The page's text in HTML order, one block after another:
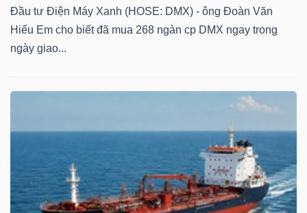
Đầu tư Điện Máy Xanh (HOSE: DMX) - ông Đoàn Văn
Hiểu Em cho biết đã mua 268 ngàn cp DMX ngay trong
ngày giao...
Tin
tức
viết
tác
giả
(-)